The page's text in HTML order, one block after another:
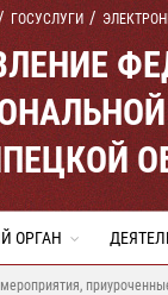
ГОСУСЛУГИ
ОРГАН